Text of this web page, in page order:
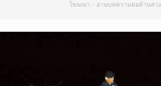
โฆษณา - อ่านบทความต่อด้านล่าง